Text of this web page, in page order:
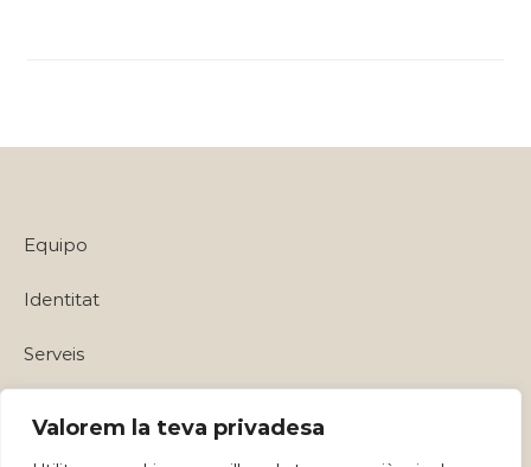
Valorem la teva privadesa
Equipo
Identitat
Serveis